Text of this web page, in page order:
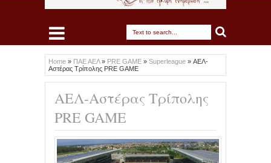
Home » ΠΑΕ ΑΕΛ» PRE GAME » Superleague » ΑΕΛ-
Αστέρας Τρίπολης PRE GAME
ΑΕΛ-Αστέρας Τρίπολης
PRE GAME